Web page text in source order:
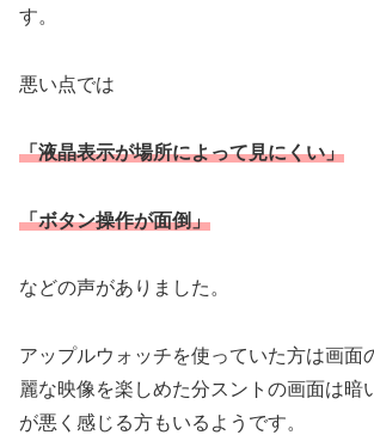
す。
悪い点では
「液晶表示が場所によって見にくい」
「ボタン操作が面倒」
などの声がありました。
アップルウォッチを使っていた方は画面
麗な映像を楽しめた分スントの画面は暗
が悪く感じる方もいるようです。